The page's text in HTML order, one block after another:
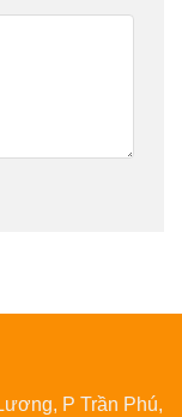
P Trần Phú,